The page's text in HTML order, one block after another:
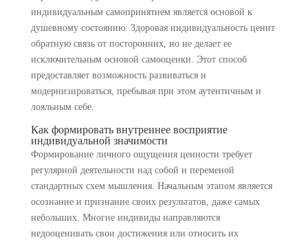
индивидуальным самопринятием является основой к
душевному состоянию. Здоровая индивидуальность ценит
обратную связь от посторонних, но не делает ее
исключительным основой самооценки. Этот способ
предоставляет возможность развиваться и
модернизироваться, пребывая при этом аутентичным и
лояльным себе.
Как формировать внутреннее восприятие
индивидуальной значимости
Формирование личного ощущения ценности требует
регулярной деятельности над собой и переменой
стандартных схем мышления. Начальным этапом является
осознание и признание своих результатов, даже самых
небольших. Многие индивиды направляются
недооценивать свои достижения или относить их